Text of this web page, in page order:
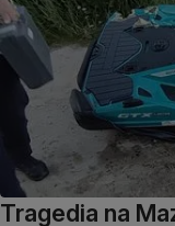
Tragedia na